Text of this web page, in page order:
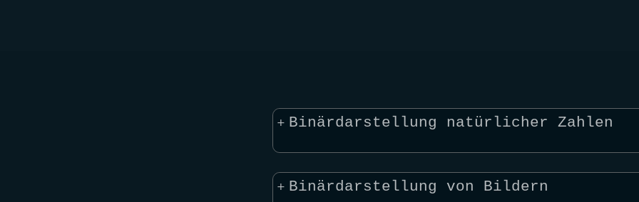
+ Binärdarstellung natürlicher Zahlen
+ Binärdarstellung von Bildern